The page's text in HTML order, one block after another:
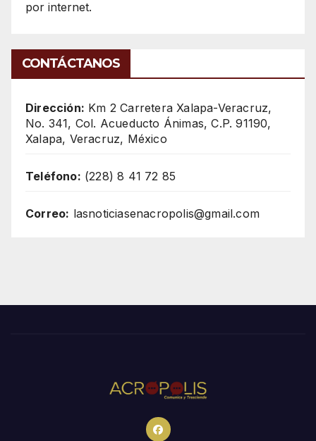
por internet.
CONTÁCTANOS
Dirección: Km 2 Carretera Xalapa-Veracruz,
No. 341, Col. Acueducto Ánimas, C.P. 91190,
Xalapa, Veracruz, México
Teléfono: (228) 8 41 72 85
Correo: lasnoticiasenacropolis@gmail.com